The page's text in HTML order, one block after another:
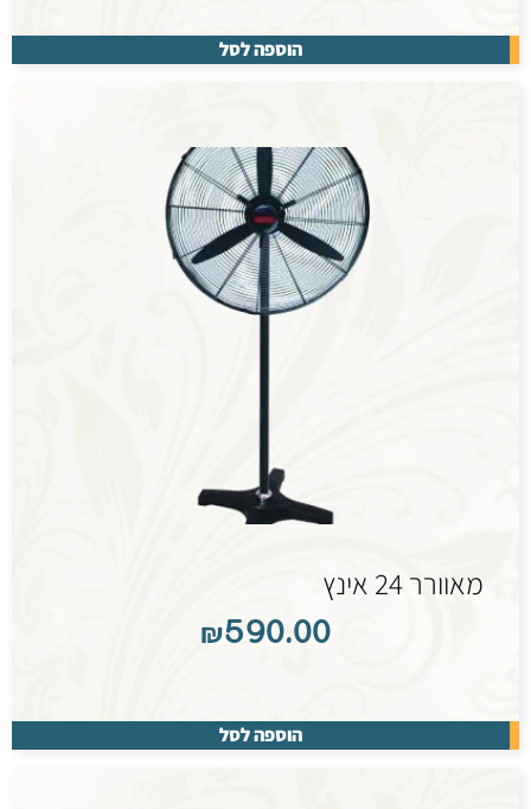
הוספה לסל
מאוורר 24 אינץ
₪590.00
הוספה לסל